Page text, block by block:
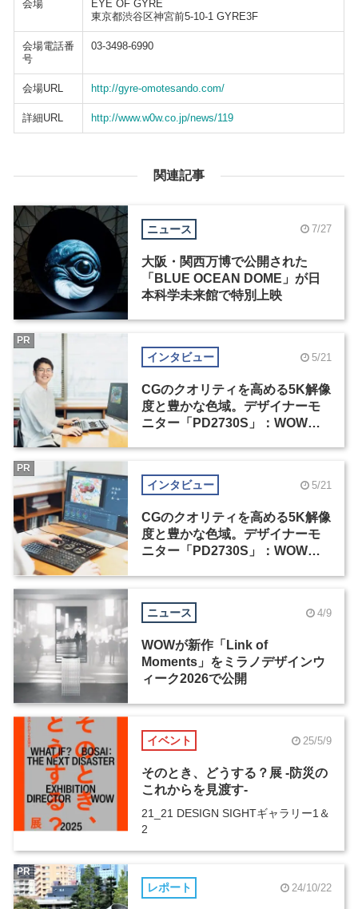
会場
EYE OF GYRE
東京都渋谷区神宮前5-10-1 GYRE3F
会場電話番
号
03-3498-6990
会場URL http://gyre-omotesando.com/
詳細URL http://www.w0w.co.jp/news/119
関連記事
ニュース 7/27
大阪・関西万博で公開された
「BLUE OCEAN DOME」が日
本科学未来館で特別上映
インタビュー 5/21
CGのクオリティを高める5K解像
度と豊かな色域。デザイナーモ
ニター「PD2730S」：WOW塚
PR
インタビュー 5/21
CGのクオリティを高める5K解像
度と豊かな色域。デザイナーモ
ニター「PD2730S」：WOW塚
PR
ニュース 4/9
WOWが新作「Link of
Moments」をミラノデザインウ
ィーク2026で公開
イベント 25/5/9
そのとき、どうする？展 -防災の
これからを見渡す-
21_21 DESIGN SIGHTギャラリー1＆
2
レポート 24/10/22
PR